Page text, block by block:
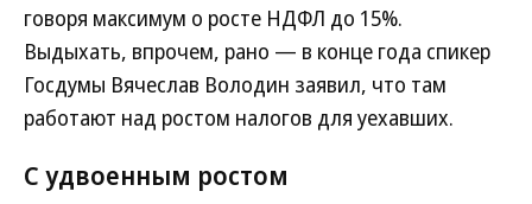
говоря максимум о росте НДФЛ до 15%.
Выдыхать, впрочем, рано — в конце года спикер
Госдумы Вячеслав Володин заявил, что там
работают над ростом налогов для уехавших.
С удвоенным ростом